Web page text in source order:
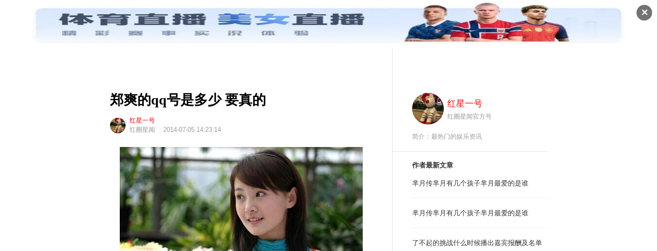
✕
首页 红圈STAR 红圈悦听 红圈视角 红圈图库 红圈热点
郑爽的qq号是多少 要真的
红星一号
红圈星闻
2014-07-05 14:23:14
红星一号
红圈星闻官方号
简介：最热门的娱乐资讯
作者最新文章
芈月传芈月有几个孩子芈月最爱的是谁
芈月传芈月有几个孩子芈月最爱的是谁
了不起的挑战什么时候播出嘉宾报酬及名单